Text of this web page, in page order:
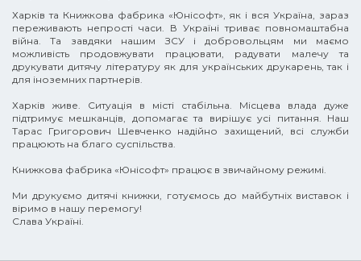
Харків та Книжкова фабрика «Юнісофт», як і вся Україна, зараз
переживають непрості часи. В Україні триває повномаштабна
війна. Та завдяки нашим ЗСУ і добровольцям ми маємо
можливість продовжувати працювати, радувати малечу та
друкувати дитячу літературу як для українських друкарень, так і
для іноземних партнерів.
Харків живе. Ситуація в місті стабільна. Місцева влада дуже
підтримує мешканців, допомагає та вирішує усі питання. Наш
Тарас Григорович Шевченко надійно захищений, всі служби
працюють на благо суспільства.
Книжкова фабрика «Юнісофт» працює в звичайному режимі.
Ми друкуємо дитячі книжки, готуємось до майбутніх виставок і
віримо в нашу перемогу!
Слава Україні.